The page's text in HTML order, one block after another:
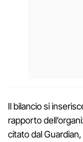
Il bilancio si
rapporto
citato dal